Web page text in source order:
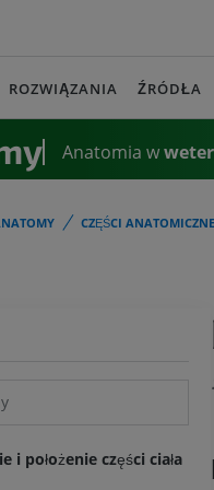
ROZWIĄZANIA ŹRÓDŁA
Anatomia w
CZĘŚCI ANATOMICZNE
położenie części ciała